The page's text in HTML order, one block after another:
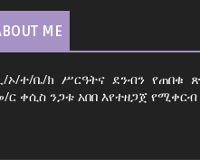
ME
ኦ/ተ/ቤ/ክ ሥርዓትና ደንብን
ር ቀሲስ ንጋቱ አበበ እየተዘጋጀ